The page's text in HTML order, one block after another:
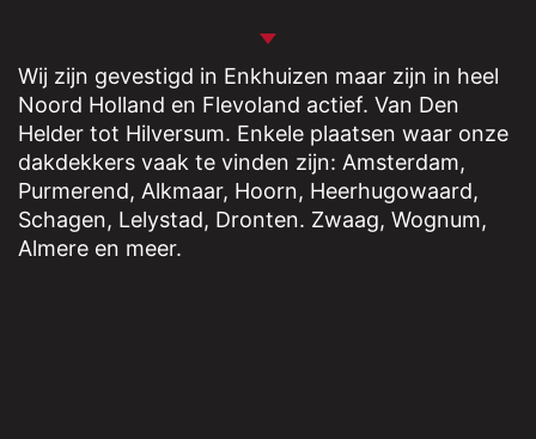
Wij zijn gevestigd in Enkhuizen maar zijn in heel
Noord Holland en Flevoland actief. Van Den
Helder tot Hilversum. Enkele plaatsen waar onze
dakdekkers vaak te vinden zijn: Amsterdam,
Purmerend, Alkmaar, Hoorn, Heerhugowaard,
Schagen, Lelystad, Dronten. Zwaag, Wognum,
Almere en meer.